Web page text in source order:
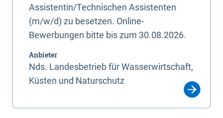
Assistentin/Technischen Assistenten
(m/w/d) zu besetzen. Online-
Bewerbungen bitte bis zum 30.08.2026.
Anbieter
Nds. Landesbetrieb für Wasserwirtschaft,
Küsten und Naturschutz